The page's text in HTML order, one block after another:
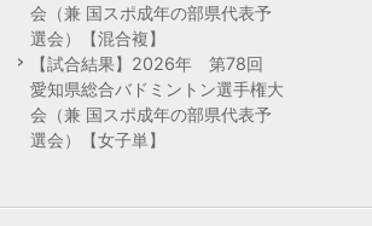
会（兼 国スポ成年の部県代表予
選会）【混合複】
【試合結果】2026年 第78回
愛知県総合バドミントン選手権大
会（兼 国スポ成年の部県代表予
選会）【女子単】